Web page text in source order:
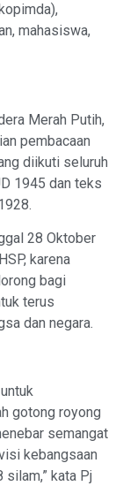
mahasiswa,
Merah Putih,
pembacaan
diikuti seluruh
1945 dan teks
28 Oktober
karena
bagi
terus
dan negara.
gotong royong
semangat
kebangsaan
silam,” kata Pj